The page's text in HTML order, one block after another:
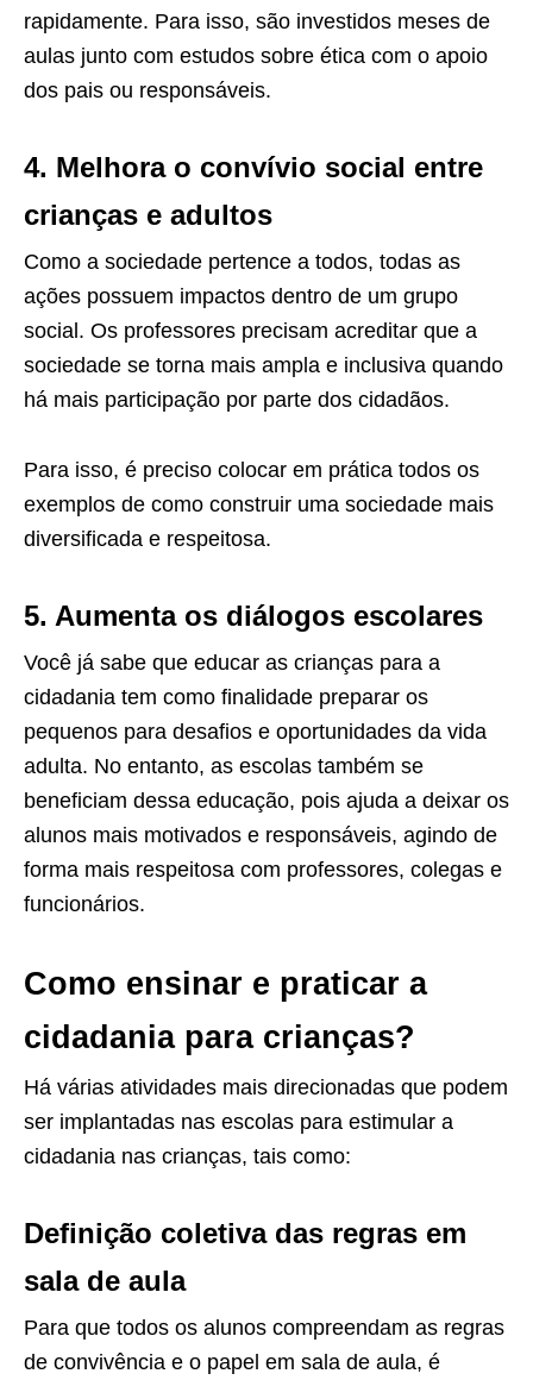
rapidamente. Para isso, são investidos meses de
aulas junto com estudos sobre ética com o apoio
dos pais ou responsáveis.
4. Melhora o convívio social entre
crianças e adultos
Como a sociedade pertence a todos, todas as
ações possuem impactos dentro de um grupo
social. Os professores precisam acreditar que a
sociedade se torna mais ampla e inclusiva quando
há mais participação por parte dos cidadãos.
Para isso, é preciso colocar em prática todos os
exemplos de como construir uma sociedade mais
diversificada e respeitosa.
5. Aumenta os diálogos escolares
Você já sabe que educar as crianças para a
cidadania tem como finalidade preparar os
pequenos para desafios e oportunidades da vida
adulta. No entanto, as escolas também se
beneficiam dessa educação, pois ajuda a deixar os
alunos mais motivados e responsáveis, agindo de
forma mais respeitosa com professores, colegas e
funcionários.
Como ensinar e praticar a
cidadania para crianças?
Há várias atividades mais direcionadas que podem
ser implantadas nas escolas para estimular a
cidadania nas crianças, tais como:
Definição coletiva das regras em
sala de aula
Para que todos os alunos compreendam as regras
de convivência e o papel em sala de aula, é